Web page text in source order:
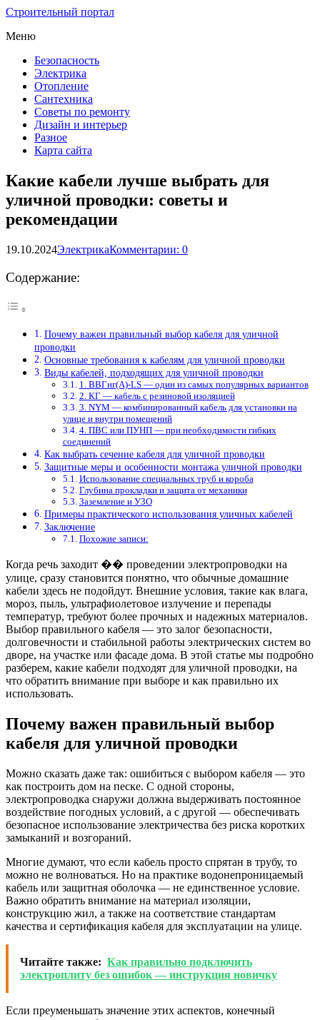
Строительный портал
Меню
Безопасность
Электрика
Отопление
Сантехника
Советы по ремонту
Дизайн и интерьер
Разное
Карта сайта
Какие кабели лучше выбрать для
уличной проводки: советы и
рекомендации
19.10.2024ЭлектрикаКомментарии: 0
Содержание:
Почему важен правильный выбор кабеля для уличной
проводки
Основные требования к кабелям для уличной проводки
Виды кабелей, подходящих для уличной проводки
1. ВВГнг(А)-LS — один из самых популярных вариантов
2. КГ — кабель с резиновой изоляцией
3. NYM — комбинированный кабель для установки на
улице и внутри помещений
4. ПВС или ПУНП — при необходимости гибких
соединений
Как выбрать сечение кабеля для уличной проводки
Защитные меры и особенности монтажа уличной проводки
Использование специальных труб и короба
Глубина прокладки и защита от механики
Заземление и УЗО
Примеры практического использования уличных кабелей
Заключение
Похожие записи:
Когда речь заходит �� проведении электропроводки на
улице, сразу становится понятно, что обычные домашние
кабели здесь не подойдут. Внешние условия, такие как влага,
мороз, пыль, ультрафиолетовое излучение и перепады
температур, требуют более прочных и надежных материалов.
Выбор правильного кабеля — это залог безопасности,
долговечности и стабильной работы электрических систем во
дворе, на участке или фасаде дома. В этой статье мы подробно
разберем, какие кабели подходят для уличной проводки, на
что обратить внимание при выборе и как правильно их
использовать.
Почему важен правильный выбор
кабеля для уличной проводки
Можно сказать даже так: ошибиться с выбором кабеля — это
как построить дом на песке. С одной стороны,
электропроводка снаружи должна выдерживать постоянное
воздействие погодных условий, а с другой — обеспечивать
безопасное использование электричества без риска коротких
замыканий и возгораний.
Многие думают, что если кабель просто спрятан в трубу, то
можно не волноваться. Но на практике водонепроницаемый
кабель или защитная оболочка — не единственное условие.
Важно обратить внимание на материал изоляции,
конструкцию жил, а также на соответствие стандартам
качества и сертификация кабеля для эксплуатации на улице.
Читайте также: Как правильно подключить
электроплиту без ошибок — инструкция новичку
Если преуменьшать значение этих аспектов, конечный